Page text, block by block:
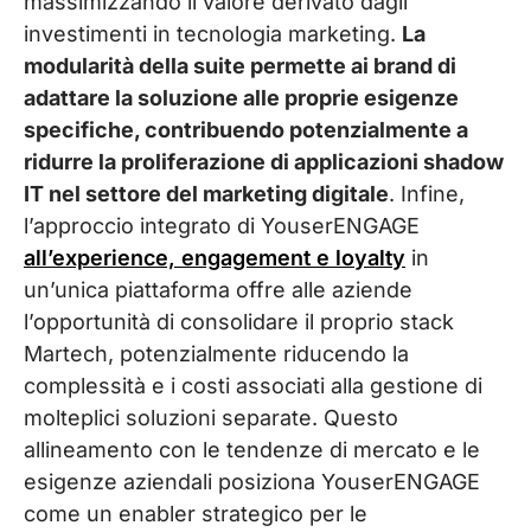
investimenti in tecnologia marketing. La
modularità della suite permette ai brand di
adattare la soluzione alle proprie esigenze
specifiche, contribuendo potenzialmente a
ridurre la proliferazione di applicazioni shadow
IT nel settore del marketing digitale. Infine,
l’approccio integrato di YouserENGAGE
all’experience, engagement e loyalty in
un’unica piattaforma offre alle aziende
l’opportunità di consolidare il proprio stack
Martech, potenzialmente riducendo la
complessità e i costi associati alla gestione di
molteplici soluzioni separate. Questo
allineamento con le tendenze di mercato e le
esigenze aziendali posiziona YouserENGAGE
come un enabler strategico per le